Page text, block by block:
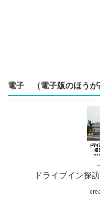
電子 （電子版のほうが
ドライブイン探